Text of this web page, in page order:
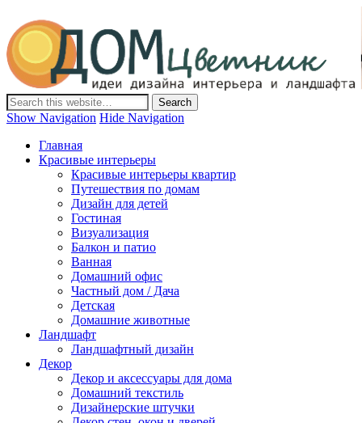
Дом-Цветник
Дизайн интерьера и ландшафта, декор и обустройство дома.
Идеи со всего мира.
Show Navigation Hide Navigation
Главная
Красивые интерьеры
Красивые интерьеры квартир
Путешествия по домам
Дизайн для детей
Гостиная
Визуализация
Балкон и патио
Ванная
Домашний офис
Частный дом / Дача
Детская
Домашние животные
Ландшафт
Ландшафтный дизайн
Декор
Декор и аксессуары для дома
Домашний текстиль
Дизайнерские штучки